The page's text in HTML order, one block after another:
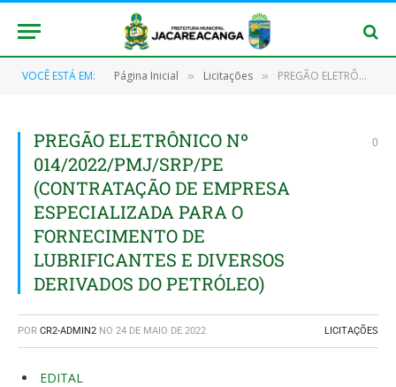
VOCÊ ESTÁ EM: Página Inicial » Licitações » PREGÃO ELETRÔNICO Nº 014/2022/PMJ/SRP/PE (CONTRATAÇÃO DE EMPRESA ESPECIALIZADA PARA O FORNECIMENTO DE LUBRIFICANTES E DIVERSOS DERIVADOS DO PETRÓLEO)
PREGÃO ELETRÔNICO Nº
014/2022/PMJ/SRP/PE
(CONTRATAÇÃO DE EMPRESA
ESPECIALIZADA PARA O
FORNECIMENTO DE
LUBRIFICANTES E DIVERSOS
DERIVADOS DO PETRÓLEO)
0
POR CR2-ADMIN2 NO 24 DE MAIO DE 2022 LICITAÇÕES
EDITAL